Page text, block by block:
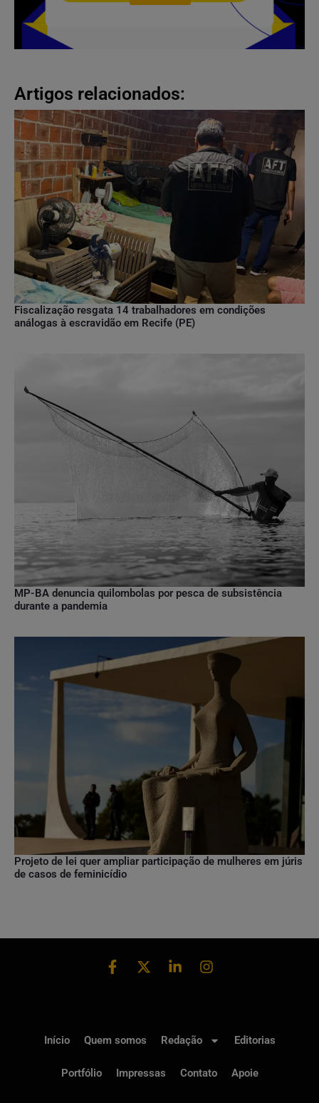
Artigos relacionados:
Fiscalização resgata 14 trabalhadores em condições
análogas à escravidão em Recife (PE)
MP-BA denuncia quilombolas por pesca de subsistência
durante a pandemia
Projeto de lei quer ampliar participação de mulheres em júris
de casos de feminicídio
Início Quem somos Redação Editorias
Portfólio Impressas Contato Apoie